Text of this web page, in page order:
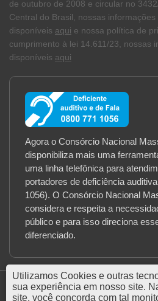
de outubro de 2008 e circular no
Central do Brasil, nossas
disponíveis aqui e nossa política de
cumprimento à lei 14.611/23, nossas
disponíveis aqui
Agora o Consórcio Nacional
disponibiliza mais uma
uma linha telefônica para
portadores de deficiência
1056). O Consórcio Nacional
considera e respeita a
público e para isso direciona
diferenciado.
Utilizamos Cookies e outras
sua experiência em nosso site.
site, você concorda com tal